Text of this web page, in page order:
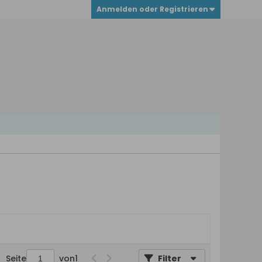
Anmelden oder Registrieren
Seite von1 Filter